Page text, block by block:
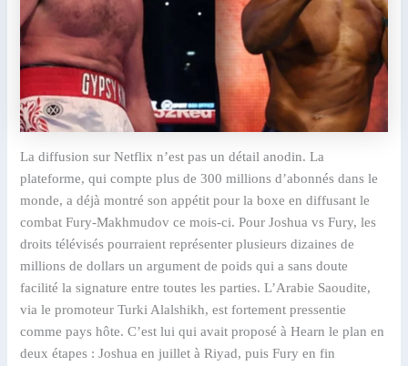
La diffusion sur Netflix n’est pas un détail anodin. La
plateforme, qui compte plus de 300 millions d’abonnés dans le
monde, a déjà montré son appétit pour la boxe en diffusant le
combat Fury-Makhmudov ce mois-ci. Pour Joshua vs Fury, les
droits télévisés pourraient représenter plusieurs dizaines de
millions de dollars un argument de poids qui a sans doute
facilité la signature entre toutes les parties. L’Arabie Saoudite,
via le promoteur Turki Alalshikh, est fortement pressentie
comme pays hôte. C’est lui qui avait proposé à Hearn le plan en
deux étapes : Joshua en juillet à Riyad, puis Fury en fin